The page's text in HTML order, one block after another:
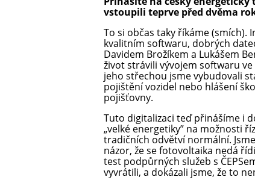
vstoupili teprve před dvěma
To si občas taky říkáme (smích).
kvalitním softwaru, dobrých
Davidem Brožíkem a Lukášem
život strávili vývojem softwaru
jeho střechou jsme vybudovali
pojištění vozidel nebo hlášení
pojišťovny.
Tuto digitalizaci teď přinášíme i
„velké energetiky” na možnosti
tradičních odvětví normální.
názor, že se fotovoltaika nedá
test podpůrných služeb s
vyvrátili, a dokázali jsme, že to